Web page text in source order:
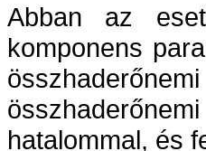
Abban az
komponens
hatalommal, és